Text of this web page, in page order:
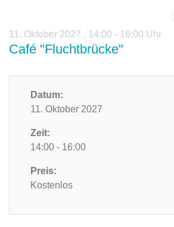
11. Oktober 2027 , 14:00 - 16:00 Uhr
Café "Fluchtbrücke"
Datum:
11. Oktober 2027
Zeit:
14:00 - 16:00
Preis:
Kostenlos